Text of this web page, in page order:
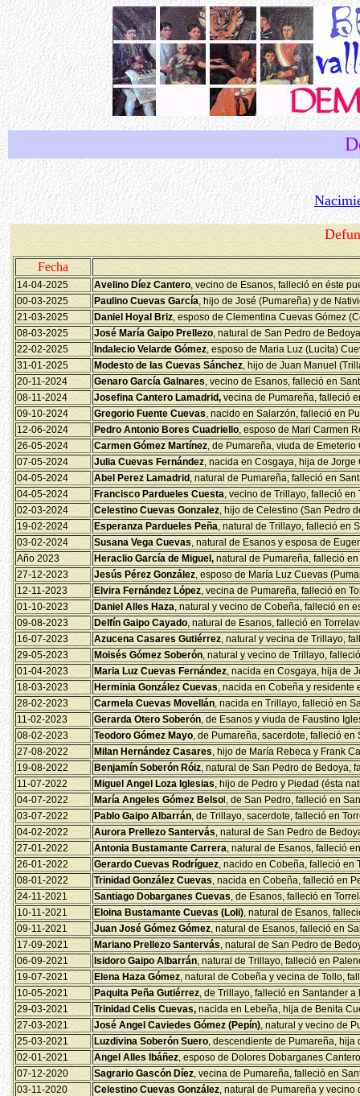
Fecha
14-04-2025 Avelino Díez Cantero, vecino de Esanos, falleció en éste
00-03-2025
Paulino Cuevas García, hijo de José (Pumareña) y de
21-03-2025
Daniel Hoyal Briz, esposo de Clementina Cuevas Gómez
08-03-2025
José María Gaipo Prellezo, natural de San Pedro de
22-02-2025
Indalecio Velarde Gómez, esposo de Maria Luz (Lucita)
31-01-2025
Modesto de las Cuevas Sánchez, hijo de Juan Manuel
20-11-2024
Genaro García Galnares, vecino de Esanos, falleció en
08-11-2024
Josefina Cantero Lamadrid, vecina de Pumareña, falleció
09-10-2024
Gregorio Fuente Cuevas, nacido en Salarzón, falleció en
12-06-2024
Pedro Antonio Bores Cuadriello, esposo de Mari Carmen
26-05-2024
Carmen Gómez Martínez, de Pumareña, viuda de
07-05-2024
Julia Cuevas Fernández, nacida en Cosgaya, hija de
04-05-2024
Abel Perez Lamadrid , natural de Pumareña, falleció en
04-05-2024
Francisco Pardueles Cuesta, vecino de Trillayo, falleció
02-03-2024
Celestino Cuevas Gonzalez, hijo de Celestino (San Pedro
19-02-2024
Esperanza Pardueles Peña, natural de Trillayo, falleció en
03-02-2024
Susana Vega Cuevas, natural de Esanos y esposa de
Año 2023
Heraclio García de Miguel, natural de Pumareña, falleció
27-12-2023
Jesús Pérez González, esposo de María Luz Cuevas
12-11-2023
Elvira Fernández López, vecina de Pumareña, falleció en
01-10-2023
Daniel Alles Haza, natural y vecino de Cobeña, falleció en
09-08-2023
Delfín Gaipo Cayado, natural de Esanos, falleció en
16-07-2023
Azucena Casares Gutiérrez, natural y vecina de Trillayo,
29-05-2023
Moisés Gómez Soberón, natural y vecino de Trillayo,
01-04-2023
Maria Luz Cuevas Fernández, nacida en Cosgaya, hija de
18-03-2023
Herminia González Cuevas, nacida en Cobeña y residente
28-02-2023
Carmela Cuevas Movellán, nacida en Trillayo, falleció en
11-02-2023
Gerarda Otero Soberón, de Esanos y viuda de Faustino
08-02-2023
Teodoro Gómez Mayo, de Pumareña, sacerdote, falleció en
27-08-2022
Milan Hernández Casares, hijo de María Rebeca y Frank
19-08-2022
Benjamín Soberón Róiz, natural de San Pedro de Bedoya,
11-07-2022
Miguel Angel Loza Iglesias, hijo de Pedro y Piedad (ésta
04-07-2022
María Angeles Gómez Belso l, de San Pedro, falleció en
03-07-2022
Pablo Gaipo Albarrán, de Trillayo, sacerdote, falleció en
04-02-2022
Aurora Prellezo Santervás, natural de San Pedro de
27-01-2022
Antonia Bustamante Carrera, natural de Esanos, falleció
26-01-2022
Gerardo Cuevas Rodríguez, nacido en Cobeña, falleció en
08-01-2022
Trinidad González Cuevas, nacida en Cobeña, falleció en
24-11-2021
Santiago Dobarganes Cuevas, de Esanos, falleció en
10-11-2021
Eloina Bustamante Cuevas (Loli), natural de Esanos,
09-11-2021
Juan José Gómez Gómez, natural de Esanos, falleció en
17-09-2021
Mariano Prellezo Santervás, natural de San Pedro de
06-09-2021
Isidoro Gaipo Albarrán, natural de Trillayo, falleció en
19-07-2021
Elena Haza Gómez, natural de Cobeña y vecina de Tollo,
10-05-2021
Paquita Peña Gutiérrez, de Trillayo, falleció en Santander a
29-03-2021
Trinidad Celis Cuevas, nacida en Lebeña, hija de Benita
27-03-2021
José Angel Caviedes Gómez (Pepín), natural y vecino de
25-03-2021
Luzdivina Soberón Suero, descendiente de Pumareña,
02-01-2021
Angel Alles Ibáñez, esposo de Dolores Dobarganes
07-12-2020
Sagrario Gascón Díez, vecina de Pumareña, falleció en
03-11-2020
Celestino Cuevas González, natural de Pumareña y